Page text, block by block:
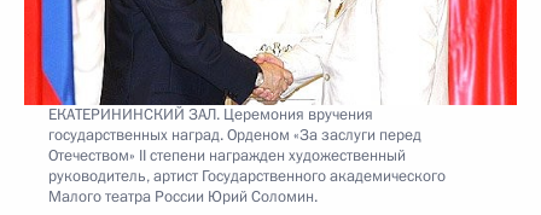
ЕКАТЕРИНИНСКИЙ ЗАЛ. Церемония вручения
государственных наград. Орденом «За заслуги перед
Отечеством» II степени награжден художественный
руководитель, артист Государственного академического
Малого театра России Юрий Соломин.